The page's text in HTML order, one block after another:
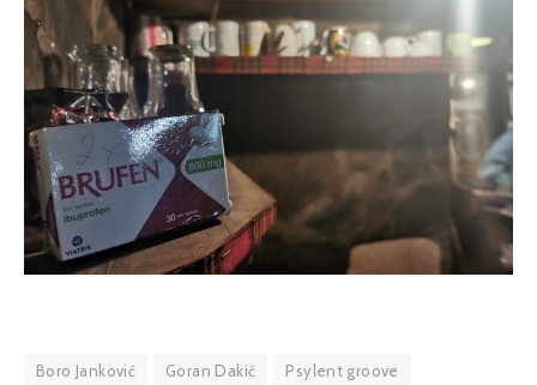
Boro Janković Goran Dakić
Psylent groove